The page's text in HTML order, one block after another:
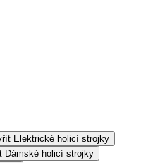
Elektrické holicí strojky
Dámské holicí strojky